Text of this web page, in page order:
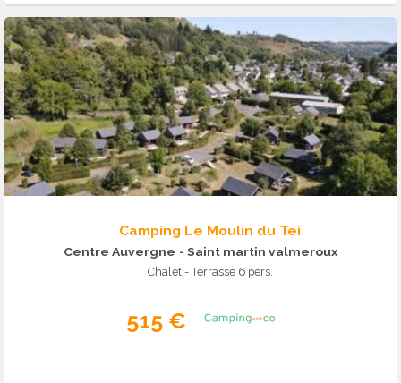
Camping Le Moulin du Tei
Centre Auvergne - Saint martin valmeroux
Chalet - Terrasse 6 pers.
515 €